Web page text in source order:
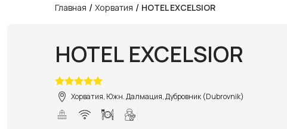
Главная / Хорватия / HOTEL EXCELSIOR
HOTEL EXCELSIOR
Хорватия, Южн. Далмация, Дубровник (Dubrovnik)